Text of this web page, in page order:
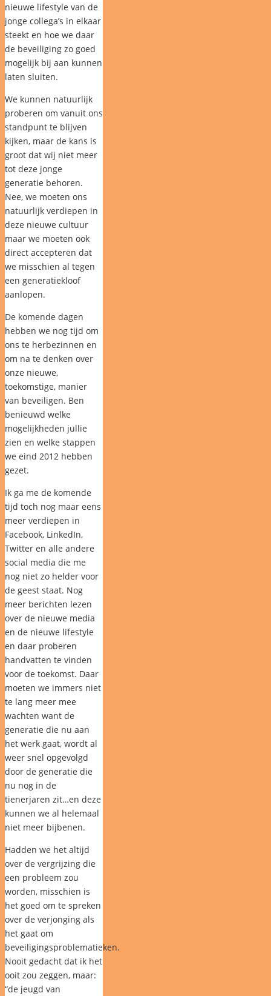
nieuwe lifestyle van de
jonge collega’s in elkaar
steekt en hoe we daar
de beveiliging zo goed
mogelijk bij aan kunnen
laten sluiten.
We kunnen natuurlijk
proberen om vanuit ons
standpunt te blijven
kijken, maar de kans is
groot dat wij niet meer
tot deze jonge
generatie behoren.
Nee, we moeten ons
natuurlijk verdiepen in
deze nieuwe cultuur
maar we moeten ook
direct accepteren dat
we misschien al tegen
een generatiekloof
aanlopen.
De komende dagen
hebben we nog tijd om
ons te herbezinnen en
om na te denken over
onze nieuwe,
toekomstige, manier
van beveiligen. Ben
benieuwd welke
mogelijkheden jullie
zien en welke stappen
we eind 2012 hebben
gezet.
Ik ga me de komende
tijd toch nog maar eens
meer verdiepen in
Facebook, LinkedIn,
Twitter en alle andere
social media die me
nog niet zo helder voor
de geest staat. Nog
meer berichten lezen
over de nieuwe media
en de nieuwe lifestyle
en daar proberen
handvatten te vinden
voor de toekomst. Daar
moeten we immers niet
te lang meer mee
wachten want de
generatie die nu aan
het werk gaat, wordt al
weer snel opgevolgd
door de generatie die
nu nog in de
tienerjaren zit…en deze
kunnen we al helemaal
niet meer bijbenen.
Hadden we het altijd
over de vergrijzing die
een probleem zou
worden, misschien is
het goed om te spreken
over de verjonging als
het gaat om
beveiligingsproblematieken.
Nooit gedacht dat ik het
ooit zou zeggen, maar:
“de jeugd van